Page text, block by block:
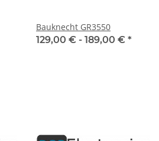
Bauknecht GR3550
129,00 € - 189,00 € *